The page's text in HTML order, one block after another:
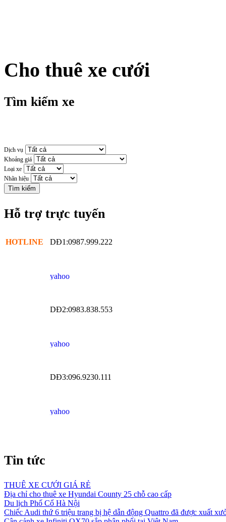
Cho thuê xe cưới
Tìm kiếm xe
Dịch vụ
Khoảng giá
Loại xe
Nhãn hiệu
Hỗ trợ trực tuyến
HOTLINE DĐ1:0987.999.222
DĐ2:0983.838.553
DĐ3:096.9230.111
Tin tức
THUÊ XE CƯỚI GIÁ RẺ
Địa chỉ cho thuê xe Hyundai County 25 chỗ cao cấp
Du lịch Phố Cổ Hà Nội
Chiếc Audi thứ 6 triệu trang bị hệ dẫn động Quattro đã được xuất